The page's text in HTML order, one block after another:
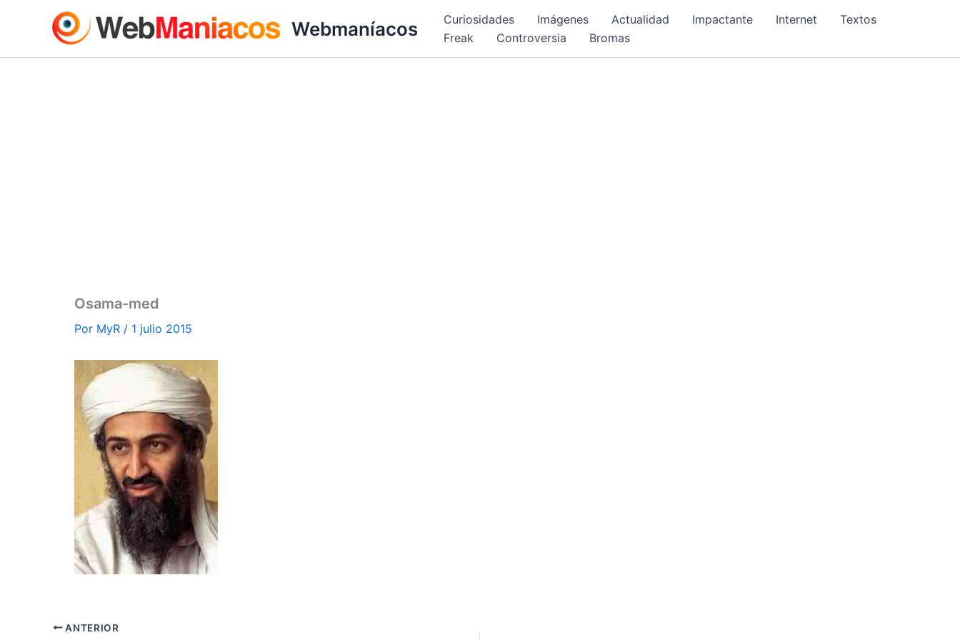
Webmaníacos Curiosidades Imágenes Actualidad Impactante Internet
Textos
Freak
Controversia Bromas
Osama-med
Por MyR / 1 julio 2015
ANTERIOR